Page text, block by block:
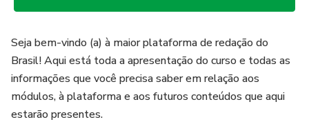
Seja bem-vindo (a) à maior plataforma de redação do
Brasil! Aqui está toda a apresentação do curso e todas as
informações que você precisa saber em relação aos
módulos, à plataforma e aos futuros conteúdos que aqui
estarão presentes.